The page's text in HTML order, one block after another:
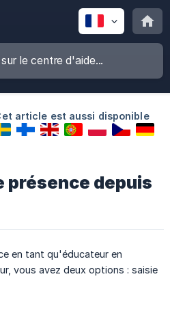
article est aussi disponible
présence depuis
en tant qu'éducateur en
vous avez deux options : saisie